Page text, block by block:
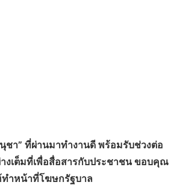
ชา” ที่ผ่านมาทำงานดี พร้อมรับช่วงต่อ
งเต็มที่เพื่อสื่อสารกับประชาชน ขอบคุณ
ทำหน้าที่โฆษกรัฐบาล